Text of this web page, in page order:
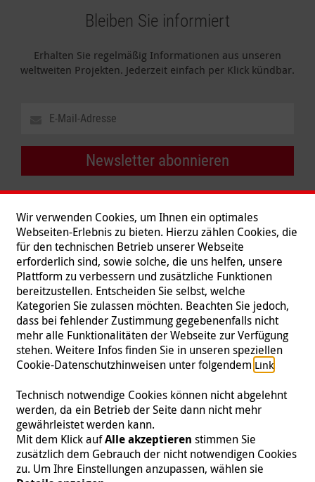
Bleiben Sie informiert
Erhalten Sie regelmäßig Informationen aus unseren
weltweiten Projekten. Jederzeit einfach per Klick kündbar.
Newsletter abonnieren
Folgen Sie uns
Impressum | Datenschutz | Kontakt | Presse
© 2026 Malteser International
Wir verwenden Cookies, um Ihnen ein optimales
Webseiten-Erlebnis zu bieten. Hierzu zählen Cookies, die
für den technischen Betrieb unserer Webseite
erforderlich sind, sowie solche, die uns helfen, unsere
Plattform zu verbessern und zusätzliche Funktionen
bereitzustellen. Entscheiden Sie selbst, welche
Kategorien Sie zulassen möchten. Beachten Sie jedoch,
dass bei fehlender Zustimmung gegebenenfalls nicht
mehr alle Funktionalitäten der Webseite zur Verfügung
stehen. Weitere Infos finden Sie in unseren speziellen
Cookie-Datenschutzhinweisen unter folgendem Link.
Technisch notwendige Cookies können nicht abgelehnt
werden, da ein Betrieb der Seite dann nicht mehr
gewährleistet werden kann.
Mit dem Klick aufAlle akzeptieren stimmen Sie
zusätzlich dem Gebrauch der nicht notwendigen Cookies
zu. Um Ihre Einstellungen anzupassen, wählen sie